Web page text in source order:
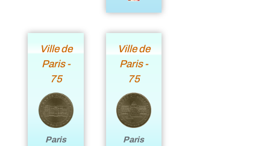
Ville de
Paris -
75
Paris
Ville de
Paris -
75
Paris